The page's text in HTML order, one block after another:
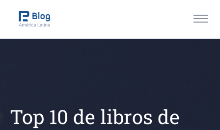
Top 10 de libros de